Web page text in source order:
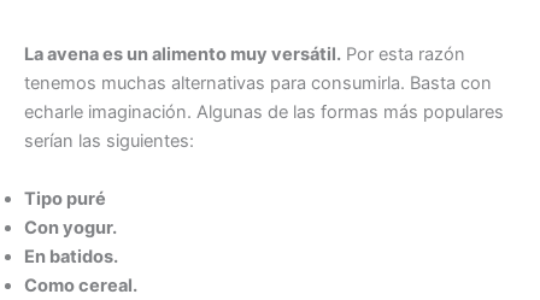
La avena es un alimento muy versátil. Por esta razón
tenemos muchas alternativas para consumirla. Basta con
echarle imaginación. Algunas de las formas más populares
serían las siguientes:
Tipo puré
Con yogur.
En batidos.
Como cereal.